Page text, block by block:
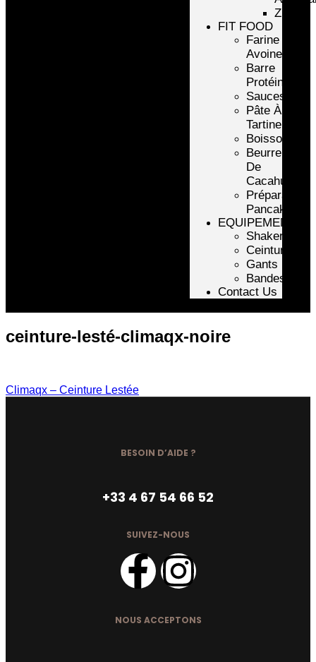
ZMA
FIT FOOD
Farine
Avoine/Riz
Barre
Protéinée
Sauces
Pâte À
Tartiner
Boissons
Beurre
De
Cacahuète
Préparation
Pancake
EQUIPEMENTS
Shakers
Ceintures
Gants
Bandes
Contact Us
ceinture-lesté-climaqx-noire
Climaqx – Ceinture Lestée
BESOIN D’AIDE ?
+33 4 67 54 66 52
SUIVEZ-NOUS
NOUS ACCEPTONS